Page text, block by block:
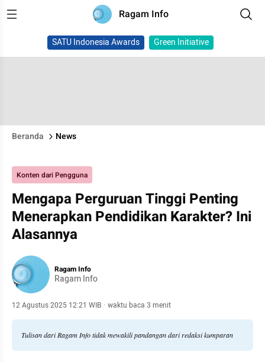
Ragam Info
SATU Indonesia Awards Green Initiative
Beranda News
Konten dari Pengguna
Mengapa Perguruan Tinggi Penting
Menerapkan Pendidikan Karakter? Ini
Alasannya
Ragam Info
Ragam Info
12 Agustus 2025 12:21 WIB · waktu baca 3 menit
Tulisan dari Ragam Info tidak mewakili pandangan dari redaksi kumparan